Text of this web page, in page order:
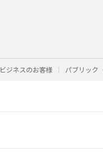
ビジネスのお客様 パブリック